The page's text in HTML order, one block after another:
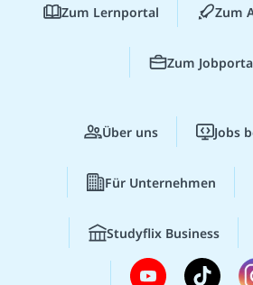
Zum Lernportal Zum
Zum
Über uns Jobs
Für Unternehmen
Studyflix Business